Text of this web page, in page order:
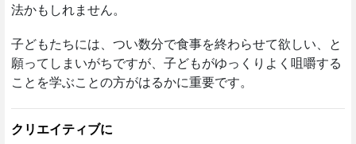
法かもしれません。
子どもたちには、つい数分で食事を終わらせて欲しい、と
願ってしまいがちですが、子どもがゆっくりよく咀嚼する
ことを学ぶことの方がはるかに重要です。
クリエイティブに